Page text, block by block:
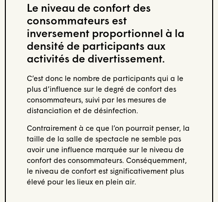
Le niveau de confort des
consommateurs est
inversement proportionnel à la
densité de participants aux
activités de divertissement.
C’est donc le nombre de participants qui a le
plus d’influence sur le degré de confort des
consommateurs, suivi par les mesures de
distanciation et de désinfection.
Contrairement à ce que l’on pourrait penser, la
taille de la salle de spectacle ne semble pas
avoir une influence marquée sur le niveau de
confort des consommateurs. Conséquemment,
le niveau de confort est significativement plus
élevé pour les lieux en plein air.